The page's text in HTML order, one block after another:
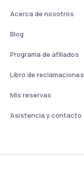
Acerca de nosotros
Blog
Programa de afiliados
Libro de reclamaciones
Mis reservas
Asistencia y contacto